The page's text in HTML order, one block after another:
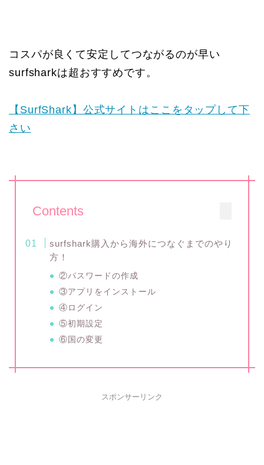
コスパが良くて安定してつながるのが早い
surfsharkは超おすすめです。
【SurfShark】公式サイトはここをタップして下
さい
Contents
surfshark購入から海外につなぐまでのやり
方！
②パスワードの作成
③アプリをインストール
④ログイン
⑤初期設定
⑥国の変更
スポンサーリンク